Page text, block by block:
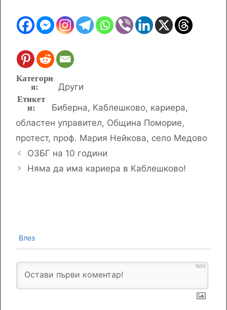
Други
Биберна, Каблешково, кариера,
областен управител, Община Поморие,
протест, проф. Мария Нейкова, село Медово
ОЗБГ на 10 години
Няма да има кариера в Каблешково!
Влез
1500